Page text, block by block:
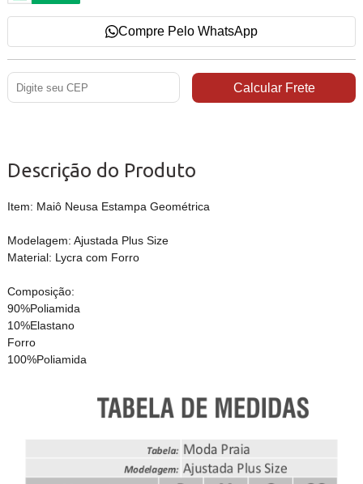
Compre Pelo WhatsApp
Descrição do Produto
Item: Maiô Neusa Estampa Geométrica
Modelagem: Ajustada Plus Size
Material: Lycra com Forro
Composição:
90%Poliamida
10%Elastano
Forro
100%Poliamida